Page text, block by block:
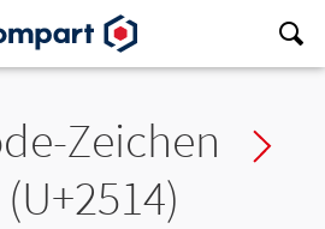
Zeichen
(U+2514)